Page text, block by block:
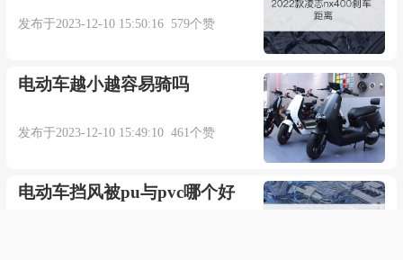
发布于2023-12-10 15:50:16 579个赞
电动车越小越容易骑吗
发布于2023-12-10 15:49:10 461个赞
电动车挡风被pu与pvc哪个好